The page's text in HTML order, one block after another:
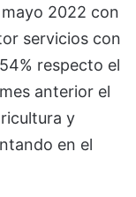
2022 con
servicios con
respecto el
anterior el
y
en el